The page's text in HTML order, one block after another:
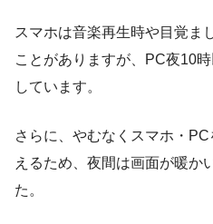
スマホは音楽再生時や目覚ま
ことがありますが、PC夜10
しています。
さらに、やむなくスマホ・
えるため、夜間は画面が暖か
た。